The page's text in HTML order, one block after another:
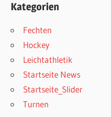
Kategorien
Fechten
Hockey
Leichtathletik
Startseite News
Startseite_Slider
Turnen